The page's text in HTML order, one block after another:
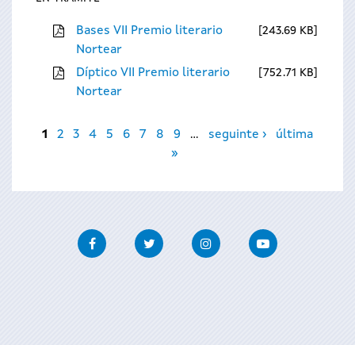
Bases VII Premio literario
Nortear
243.69 KB
Díptico VII Premio literario
Nortear
752.71 KB
Páxinas
1 2 3 4 5 6 7 8 9 … seguinte ›
última
»
FacebookTwitter InstagramYoutube